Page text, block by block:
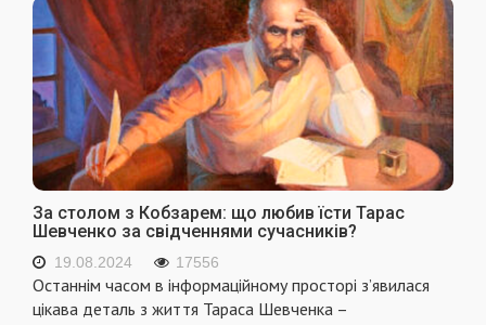
За столом з Кобзарем: що любив їсти Тарас
Шевченко за свідченнями сучасників?
19.08.2024 17556
Останнім часом в інформаційному просторі з’явилася
цікава деталь з життя Тараса Шевченка –